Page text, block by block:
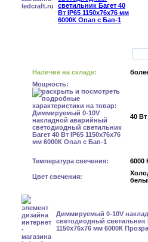
Наличие на складе:
Мощность:
40 Вт
Температура свечения: 6000
Цвет свечения:
Диммируемый 0-10V
светодиодный светильник
1150x76x76 мм 6000К